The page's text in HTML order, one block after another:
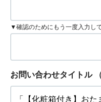
▼確認のためにもう一度入力し
お問い合わせタイトル